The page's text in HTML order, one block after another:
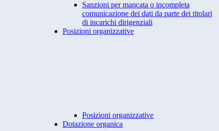
Sanzioni per mancata o incompleta
comunicazione dei dati da parte dei titolari
di incarichi dirigenziali
Posizioni organizzative
Posizioni organizzative
Dotazione organica